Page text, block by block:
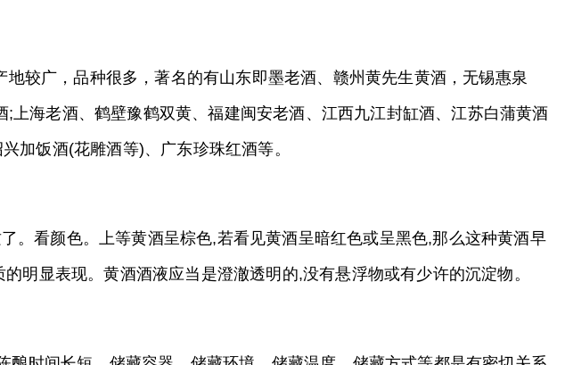
较广，品种很多，著名的有山东即墨老酒、赣州黄先生黄酒，无锡惠泉
海老酒、鹤壁豫鹤双黄、福建闽安老酒、江西九江封缸酒、江苏白蒲黄酒
加饭酒(花雕酒等)、广东珍珠红酒等。
。看颜色。上等黄酒呈棕色,若看见黄酒呈暗红色或呈黑色,那么这种黄酒早
明显表现。黄酒酒液应当是澄澈透明的,没有悬浮物或有少许的沉淀物。